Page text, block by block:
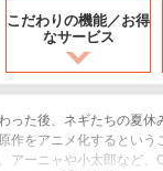
こだわりの機能／お得
なサービス
った後、ネギたちの夏休
作をアニメ化するという
アーニャや小太郎など、